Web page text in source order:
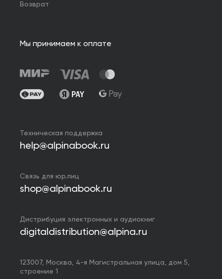
Возврат
Мы принимаем к оплате
Техническая поддержка
help@alpinabook.ru
Связь для юр.лиц
shop@alpinabook.ru
Дистрибуция электронных и аудиокниг
digitaldistribution@alpina.ru
123007, Москва, 4-я Магистральная улица, дом 5,
строение 1